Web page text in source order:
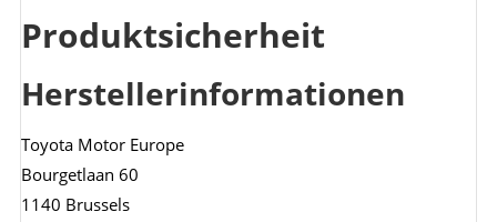
Produktsicherheit
Herstellerinformationen
Toyota Motor Europe
Bourgetlaan 60
1140 Brussels